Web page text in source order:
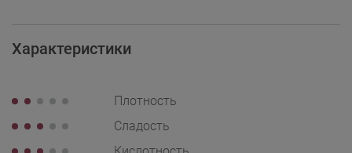
Характеристики
Плотность
Сладость